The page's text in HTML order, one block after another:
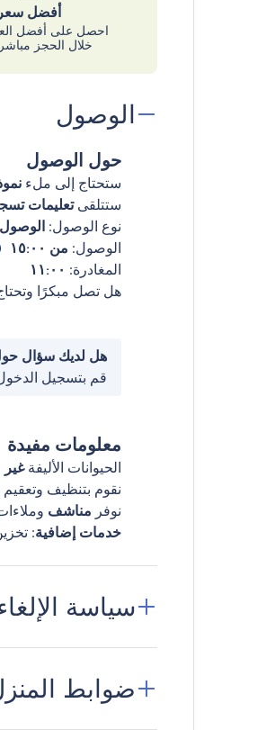
أفضل سعر
احصل على أفضل
خلال الحجز
الوصول
حول الوصول
ستحتاج إلى ملء
ستتلقىتعليمات
نوع الوصول: الوصول
الوصول: من ١٥:٠٠
المغادرة: ١١:٠٠
هل تصل مبكرًا
هل لديك سؤال
قم بتسجيل
معلومات مفيدة
الحيوانات الأليفة
نقوم بتنظيف
نوفر مناشف
خدمات إضافية:
سياسة
ضوابط